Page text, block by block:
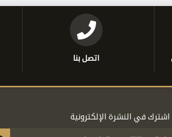
اتصل بنا
اشترك في النشرة الإلكترونية